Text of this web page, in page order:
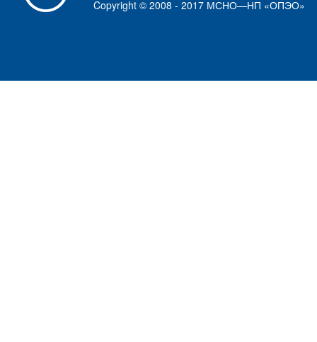
Copyright © 2008 - 2017 МСНО—НП «ОПЭО»